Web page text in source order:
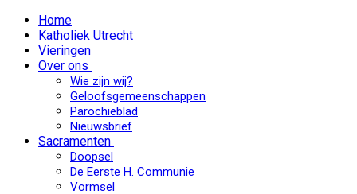
Home
Katholiek Utrecht
Vieringen
Over ons
Wie zijn wij?
Geloofsgemeenschappen
Parochieblad
Nieuwsbrief
Sacramenten
Doopsel
De Eerste H. Communie
Vormsel